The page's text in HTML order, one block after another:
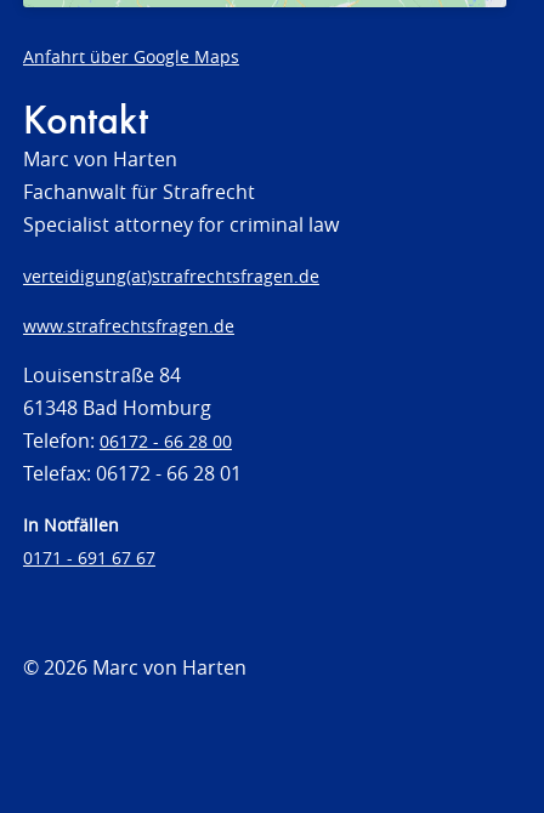
Anfahrt über Google Maps
Kontakt
Marc von Harten
Fachanwalt für Strafrecht
Specialist attorney for criminal law
verteidigung(at)strafrechtsfragen.de
www.strafrechtsfragen.de
Louisenstraße 84
61348 Bad Homburg
Telefon: 06172 - 66 28 00
Telefax: 06172 - 66 28 01
In Notfällen
0171 - 691 67 67
© 2026 Marc von Harten